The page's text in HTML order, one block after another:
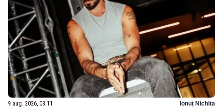
9 aug. 2026, 08:11 Ionuț Nichita